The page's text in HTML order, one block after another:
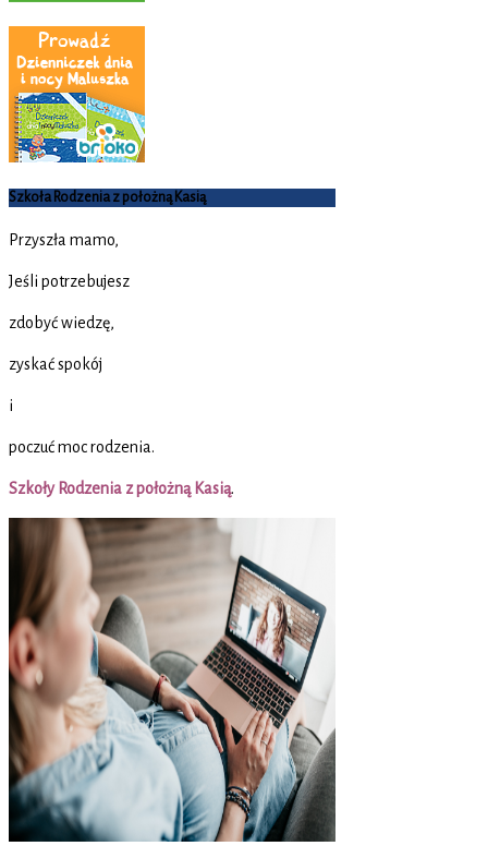
Szkoła Rodzenia z położną Kasią
Przyszła mamo,
Jeśli potrzebujesz
zdobyć wiedzę,
zyskać spokój
i
poczuć moc rodzenia.
Szkoły Rodzenia z położną Kasią.